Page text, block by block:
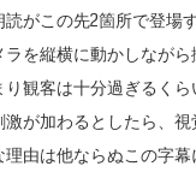
がこの先2箇所で登
を縦横に動かしなが
観客は十分過ぎるく
が加わるとしたら、
由は他ならぬこの字幕